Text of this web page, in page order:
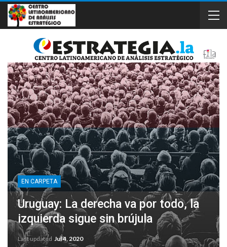
EN CARPETA
Uruguay: La derecha va por todo, la
izquierda sigue sin brújula
Last updated Jul 4, 2020